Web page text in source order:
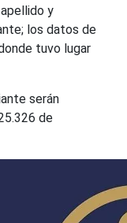
y
los datos de
tuvo lugar
serán
de